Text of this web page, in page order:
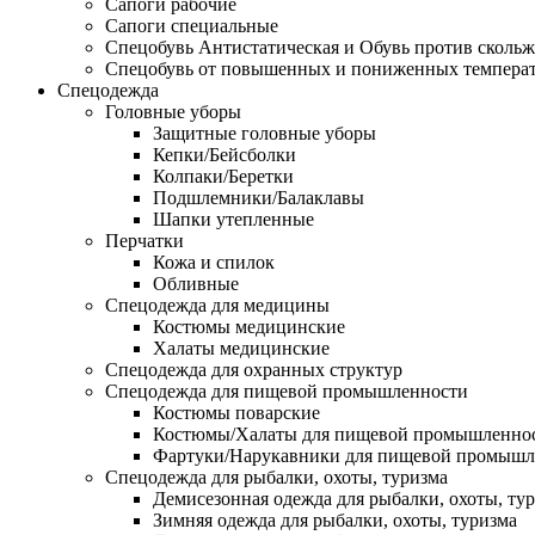
Сапоги рабочие
Сапоги специальные
Спецобувь Антистатическая и Обувь против
Спецобувь от повышенных и пониженных
Спецодежда
Головные уборы
Защитные головные уборы
Кепки/Бейсболки
Колпаки/Беретки
Подшлемники/Балаклавы
Шапки утепленные
Перчатки
Кожа и спилок
Обливные
Спецодежда для медицины
Костюмы медицинские
Халаты медицинские
Спецодежда для охранных структур
Спецодежда для пищевой промышленности
Костюмы поварские
Костюмы/Халаты для пищевой
Фартуки/Нарукавники для пищевой
Спецодежда для рыбалки, охоты, туризма
Демисезонная одежда для рыбалки, охоты,
Зимняя одежда для рыбалки, охоты, туризма